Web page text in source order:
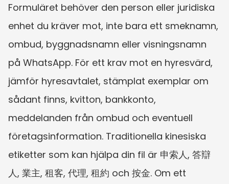
Formuläret behöver den person eller juridiska
enhet du kräver mot, inte bara ett smeknamn,
ombud, byggnadsnamn eller visningsnamn
på WhatsApp. För ett krav mot en hyresvärd,
jämför hyresavtalet, stämplat exemplar om
sådant finns, kvitton, bankkonto,
meddelanden från ombud och eventuell
företagsinformation. Traditionella kinesiska
etiketter som kan hjälpa din fil är 申索人, 答辯
人, 業主, 租客, 代理, 租約 och 按金. Om ett